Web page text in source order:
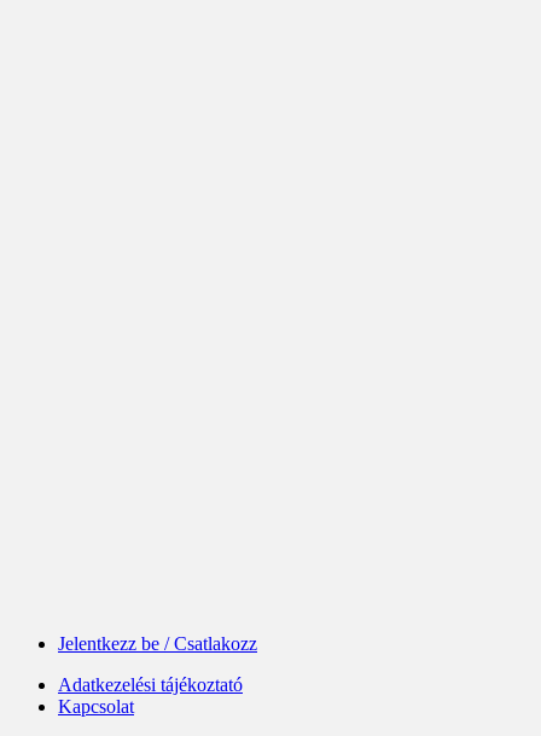
Jelentkezz be / Csatlakozz
Adatkezelési tájékoztató
Kapcsolat